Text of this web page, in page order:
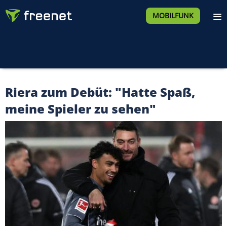
MOBILFUNK
Riera zum Debüt: "Hatte Spaß,
meine Spieler zu sehen"